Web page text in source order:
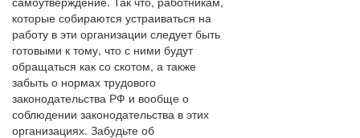
которые собираются устраиваться на
работу в эти организации следует быть
готовыми к тому, что с ними будут
обращаться как со скотом, а также
забыть о нормах трудового
законодательства РФ и вообще о
соблюдении законодательства в этих
организациях. Забудьте об